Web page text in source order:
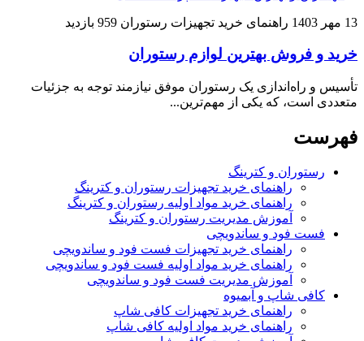
13 مهر 1403 راهنمای خرید تجهیزات رستوران 959 بازدید
خرید و فروش بهترین لوازم رستوران
تأسیس و راه‌اندازی یک رستوران موفق نیازمند توجه به جزئیات
متعددی است، که یکی از مهم‌ترین...
فهرست
رستوران و کترینگ
راهنمای خرید تجهیزات رستوران و کترینگ
راهنمای خرید مواد اولیه رستوران و کترینگ
آموزش مدیریت رستوران و کترینگ
فست فود و ساندویچی
راهنمای خرید تجهیزات فست فود و ساندویچی
راهنمای خرید مواد اولیه فست فود و ساندویچی
آموزش مدیریت فست فود و ساندویچی
کافی شاپ و آبمیوه
راهنمای خرید تجهیزات کافی شاپ
راهنمای خرید مواد اولیه کافی‌ شاپ‌